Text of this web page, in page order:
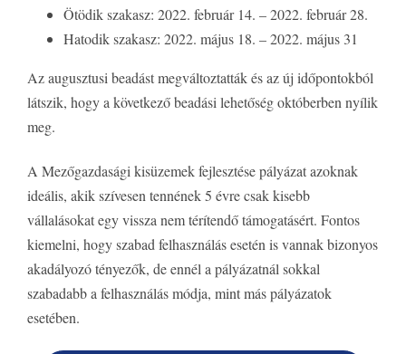
Ötödik szakasz: 2022. február 14. – 2022. február 28.
Hatodik szakasz: 2022. május 18. – 2022. május 31
Az augusztusi beadást megváltoztatták és az új időpontokból
látszik, hogy a következő beadási lehetőség októberben nyílik
meg.
A Mezőgazdasági kisüzemek fejlesztése pályázat azoknak
ideális, akik szívesen tennének 5 évre csak kisebb
vállalásokat egy vissza nem térítendő támogatásért. Fontos
kiemelni, hogy szabad felhasználás esetén is vannak bizonyos
akadályozó tényezők, de ennél a pályázatnál sokkal
szabadabb a felhasználás módja, mint más pályázatok
esetében.